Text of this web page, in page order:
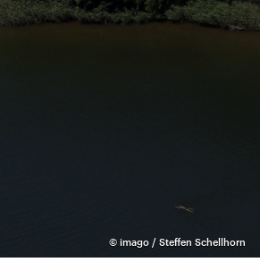
© imago / Steffen Schellhorn